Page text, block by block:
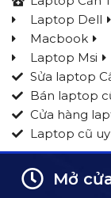
Laptop Dell
Macbook
Laptop Msi
Sửa laptop
Bán laptop
Cửa hàng
Laptop cũ
Mở